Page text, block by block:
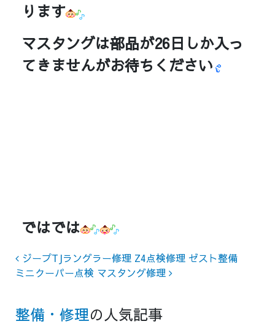
ります
マスタングは部品が26日しか入っ
てきませんがお待ちください
ではでは
Post navigation
ジープTJラングラー修理 Z4点検修理 ゼスト整備
ミニクーパー点検 マスタング修理
整備・修理の人気記事